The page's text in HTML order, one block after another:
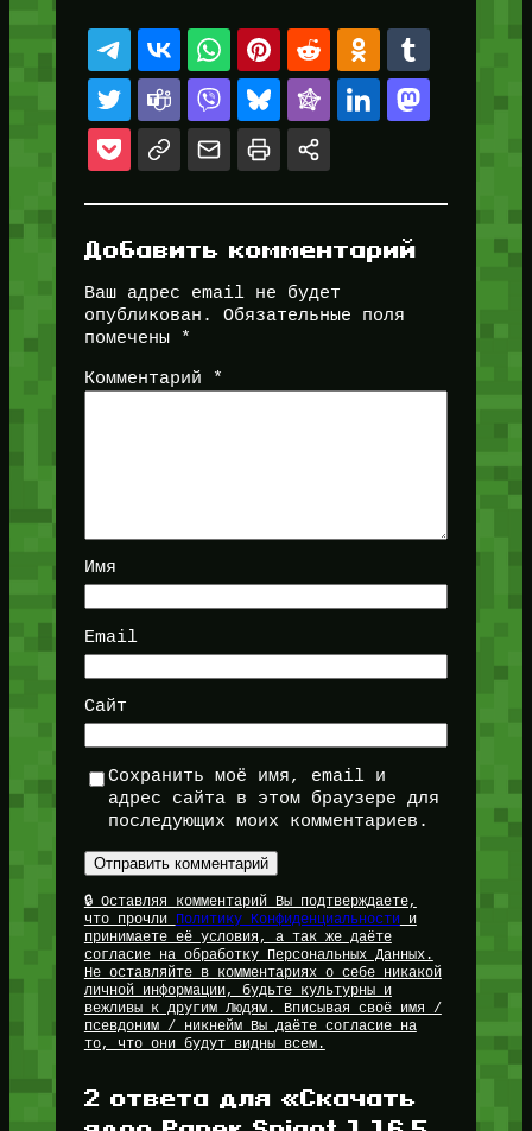
Добавить комментарий
Ваш адрес email не будет
опубликован.
Обязательные поля
помечены
*
Комментарий *
Имя
Email
Сайт
Сохранить моё имя, email и
адрес сайта в этом браузере для
последующих моих комментариев.
🔒 Оставляя комментарий Вы подтверждаете,
что прочли Политику Конфиденциальностии
принимаете её условия, а так же даёте
согласие на обработку Персональных Данных.
Не оставляйте в комментариях о себе никакой
личной информации, будьте культурны и
вежливы к другим Людям. Вписывая своё имя /
псевдоним / никнейм Вы даёте согласие на
то, что они будут видны всем.
2 ответа для «Скачать